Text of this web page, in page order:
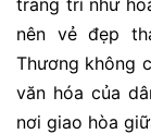
nên vẻ đẹp
Thương không
văn hóa của
nơi giao hòa